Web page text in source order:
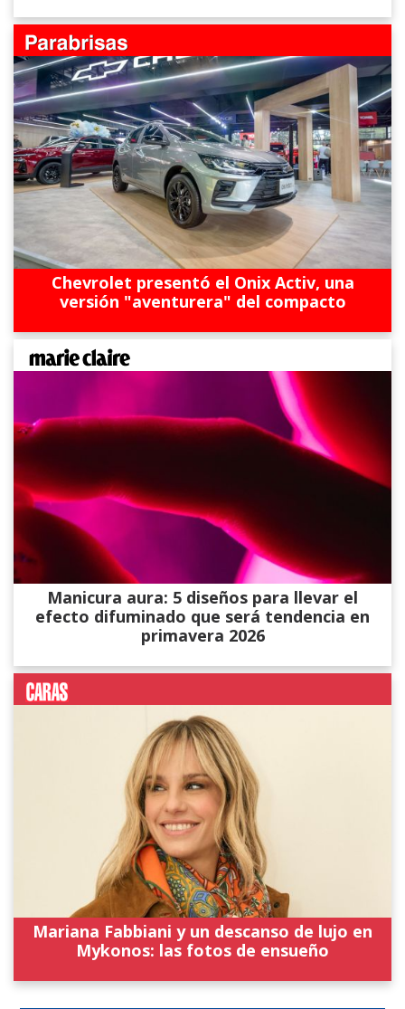
Chevrolet presentó el Onix Activ, una
versión "aventurera" del compacto
Manicura aura: 5 diseños para llevar el
efecto difuminado que será tendencia en
primavera 2026
Mariana Fabbiani y un descanso de lujo en
Mykonos: las fotos de ensueño